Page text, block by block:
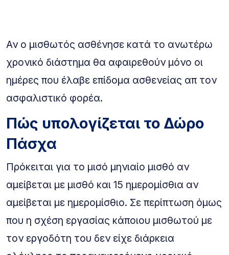
Αν ο μισθωτός ασθένησε κατά το ανωτέρω
χρονικό διάστημα θα αφαιρεθούν μόνο οι
ημέρες που έλαβε επίδομα ασθενείας απ τον
ασφαλιστικό φορέα.
Πώς υπολογίζεται το Δώρο
Πάσχα
Πρόκειται για το μισό μηνιαίο μισθό αν
αμείβεται με μισθό και 15 ημερομίσθια αν
αμείβεται με ημερομίσθιο. Σε περίπτωση όμως
που η σχέση εργασίας κάποιου μισθωτού με
τον εργοδότη του δεν είχε διάρκεια